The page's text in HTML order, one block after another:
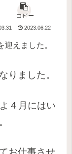
コピー
2023.06.22
えました。
りました。
４月にはい